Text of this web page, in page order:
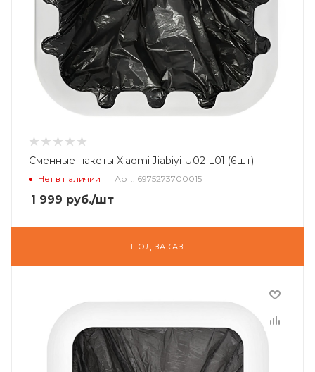
Сменные пакеты Xiaomi Jiabiyi U02 L01 (6шт)
Нет в наличии Арт.: 6975273700015
1 999 руб./шт
ПОД ЗАКАЗ